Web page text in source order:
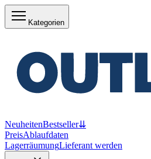
Kategorien
NeuheitenBestseller⇊
PreisAblaufdaten
LagerräumungLieferant werden